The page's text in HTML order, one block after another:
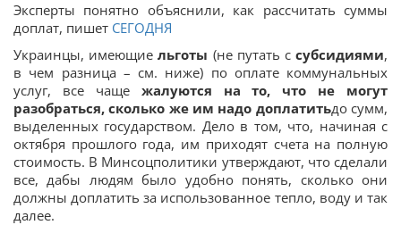
Эксперты понятно объяснили, как рассчитать суммы
доплат, пишет СЕГОДНЯ
Украинцы, имеющиельготы (не путать ссубсидиями,
в чем разница – см. ниже) по оплате коммунальных
услуг, все чащежалуются на то, что не могут
разобраться, сколько же им надо доплатитьдо сумм,
выделенных государством. Дело в том, что, начиная с
октября прошлого года, им приходят счета на полную
стоимость. В Минсоцполитики утверждают, что сделали
все, дабы людям было удобно понять, сколько они
должны доплатить за использованное тепло, воду и так
далее.